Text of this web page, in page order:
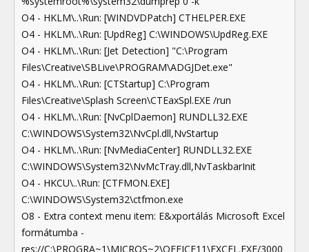
O4 - HKLM\..\Run: [WINDVDPatch] CTHELPER.EXE
O4 - HKLM\..\Run: [UpdReg] C:\WINDOWS\UpdReg.EXE
O4 - HKLM\..\Run: [Jet Detection] "C:\Program
Files\Creative\SBLive\PROGRAM\ADGJDet.exe"
O4 - HKLM\..\Run: [CTStartup] C:\Program
Files\Creative\Splash Screen\CTEaxSpl.EXE /run
O4 - HKLM\..\Run: [NvCplDaemon] RUNDLL32.EXE
C:\WINDOWS\System32\NvCpl.dll,NvStartup
O4 - HKLM\..\Run: [NvMediaCenter] RUNDLL32.EXE
C:\WINDOWS\System32\NvMcTray.dll,NvTaskbarInit
O4 - HKCU\..\Run: [CTFMON.EXE]
C:\WINDOWS\System32\ctfmon.exe
O8 - Extra context menu item: E&xportálás Microsoft Excel
formátumba -
res://C:\PROGRA~1\MICROS~2\OFFICE11\EXCEL.EXE/3000